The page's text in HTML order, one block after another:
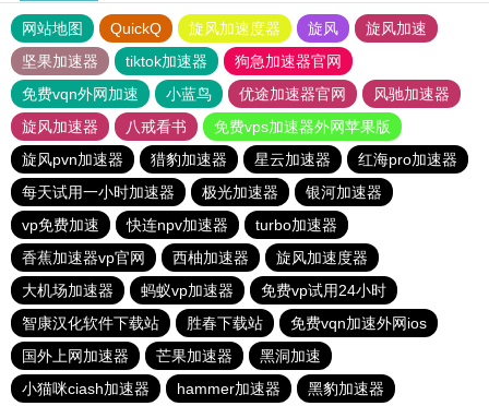
网站地图 QuickQ 旋风加速度器 旋风
旋风加速
坚果加速器
tiktok加速器
狗急加速器官网
免费vqn外网加速
小蓝鸟 优途加速器官网
风驰加速器
旋风加速器
八戒看书
免费vps加速器外网苹果版
旋风pvn加速器
猎豹加速器 星云加速器
红海pro加速器
每天试用一小时加速器
极光加速器
银河加速器
vp免费加速
快连npv加速器
turbo加速器
香蕉加速器vp官网
西柚加速器
旋风加速度器
大机场加速器
蚂蚁vp加速器
免费vp试用24小时
智康汉化软件下载站
胜春下载站
免费vqn加速外网ios
国外上网加速器
芒果加速器
黑洞加速
小猫咪ciash加速器
hammer加速器 黑豹加速器